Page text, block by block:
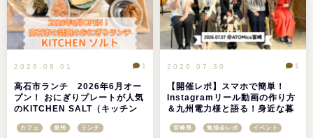
2026.08.01
高石市ランチ 2026年6月オー
プン！ おにぎりプレートが人気
のKITCHEN SALT（キッチン
1
カフェ 泉州 ランチ
2026.07.30
【開催レポ】スマホで簡単！
Instagramリール動画の作り方
＆九州電力様と語る！身近な暮
ATOMica宮崎
1
宮崎県 勉強会レポ イベント